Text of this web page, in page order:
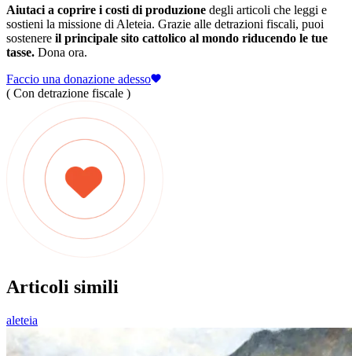
Aiutaci a coprire i costi di produzione degli articoli che leggi e
sostieni la missione di Aleteia. Grazie alle detrazioni fiscali, puoi
sostenere il principale sito cattolico al mondo riducendo le tue
tasse. Dona ora.
Faccio una donazione adesso
( Con detrazione fiscale )
Articoli simili
aleteia